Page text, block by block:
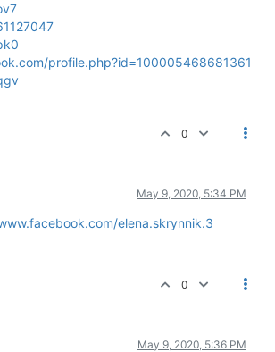
profile.php?id=100005468681361
0
May 9, 2020, 5:34 PM
elena.skrynnik.3
0
May 9, 2020, 5:36 PM